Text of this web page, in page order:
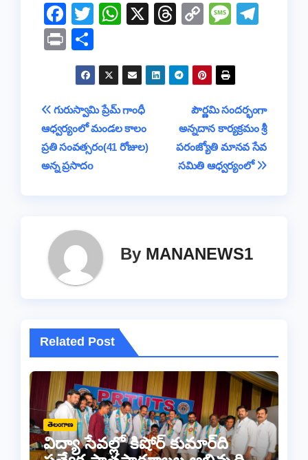
F
a
c
e
b
o
o
k
T
er
W
s
A
p
p
X
T
a
s
C
y
Li
n
k
M
a
g
e
a
m
Pr
in h
ar
e
Post
navigation
పౌర్ణమి సందర్భంగా
అన్నదాన కార్యక్రమం శ్రీ
పరంజ్యోతి మానవ సేవ
సమితి ఆధ్వర్యంలో
గురుస్వామి ప్రేమ్ గాంధీ
ఆధ్వర్యంలో మండల కాలం
ప్రతి సంవత్సరం(41 రోజుల)
అన్న ప్రసాదo
By MANANEWS1
Related Post
తెలంగాణ
విద్యా సేవల్లో కిషోర్ కుమార్‌ది